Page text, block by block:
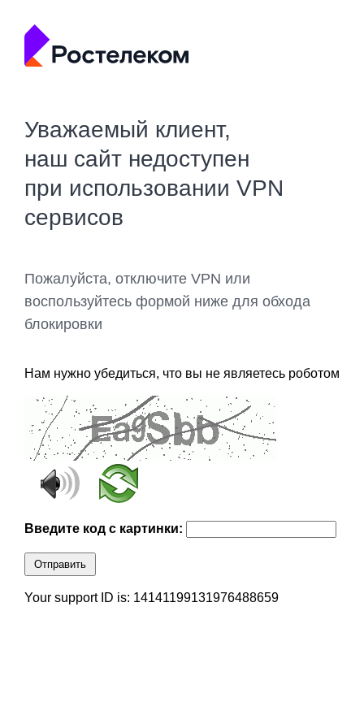
Уважаемый клиент,
наш сайт недоступен
при использовании VPN
сервисов
Пожалуйста, отключите VPN или
воспользуйтесь формой ниже для обхода
блокировки
Нам нужно убедиться, что вы не являетесь роботом
Введите код с картинки:
Отправить
Your support ID is: 14141199131976488659